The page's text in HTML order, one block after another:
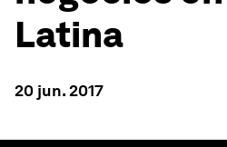
Latina
20 jun. 2017